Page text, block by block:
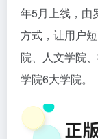
年5月上线，由
方式，让用户
院、人文学院
学院6大学院。